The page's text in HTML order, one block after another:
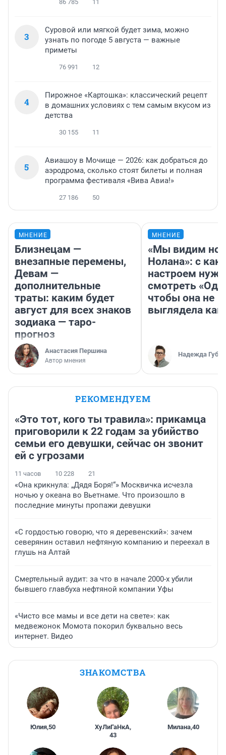
86 785 11
3
Суровой или мягкой будет зима, можно
узнать по погоде 5 августа — важные
приметы
76 991 12
4
Пирожное «Картошка»: классический рецепт
в домашних условиях с тем самым вкусом из
детства
30 155 11
5
Авиашоу в Мочище — 2026: как добраться до
аэродрома, сколько стоят билеты и полная
программа фестиваля «Вива Авиа!»
27 186 50
МНЕНИЕ
Близнецам —
внезапные перемены,
Девам —
дополнительные
траты: каким будет
август для всех знаков
зодиака — таро-
прогноз
Анастасия Першина
Автор мнения
МНЕНИЕ
«Мы видим
Нолана»: с
настроем
смотреть
чтобы она не
выглядела как
Надежда
РЕКОМЕНДУЕМ
«Это тот, кого ты травила»: прикамца
приговорили к 22 годам за убийство
семьи его девушки, сейчас он звонит
ей с угрозами
11 часов 10 228 21
«Она крикнула: „Дядя Боря!“» Москвичка исчезла
ночью у океана во Вьетнаме. Что произошло в
последние минуты пропажи девушки
«С гордостью говорю, что я деревенский»: зачем
северянин оставил нефтяную компанию и переехал в
глушь на Алтай
Смертельный аудит: за что в начале 2000-х убили
бывшего главбуха нефтяной компании Уфы
«Чисто все мамы и все дети на свете»: как
медвежонок Момота покорил буквально весь
интернет. Видео
ЗНАКОМСТВА
Юлия,50 ХуЛиГаНкА,
43
Милана,40